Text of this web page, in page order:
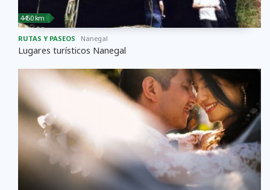
4450 km
RUTAS Y PASEOS Nanegal
Lugares turísticos Nanegal